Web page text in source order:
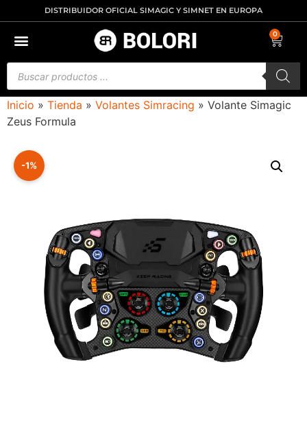
DISTRIBUIDOR OFICIAL SIMAGIC Y SIMNET EN EUROPA
0
Inicio » Tienda » Volantes Simracing » Volante Simagic
Zeus Formula
-1%